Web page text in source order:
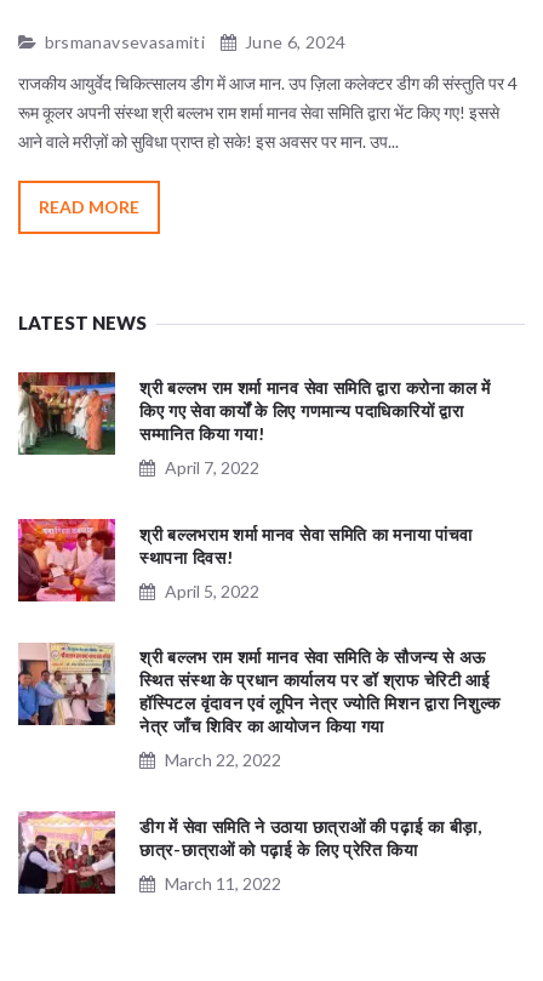
brsmanavsevasamiti
June 6, 2024
राजकीय आयुर्वेद चिकित्सालय डीग में आज मान. उप ज़िला कलेक्टर डीग की संस्तुति पर 4
रूम कूलर अपनी संस्था श्री बल्लभ राम शर्मा मानव सेवा समिति द्वारा भेंट किए गए! इससे
आने वाले मरीज़ों को सुविधा प्राप्त हो सके! इस अवसर पर मान. उप...
READ MORE
LATEST NEWS
श्री बल्लभ राम शर्मा मानव सेवा समिति द्वारा करोना काल में
किए गए सेवा कार्यों के लिए गणमान्य पदाधिकारियों द्वारा
सम्मानित किया गया!
April 7, 2022
श्री बल्लभराम शर्मा मानव सेवा समिति का मनाया पांचवा
स्थापना दिवस!
April 5, 2022
श्री बल्लभ राम शर्मा मानव सेवा समिति के सौजन्य से अऊ
स्थित संस्था के प्रधान कार्यालय पर डॉ श्राफ चेरिटी आई
हॉस्पिटल वृंदावन एवं लूपिन नेत्र ज्योति मिशन द्वारा निशुल्क
नेत्र जाँच शिविर का आयोजन किया गया
March 22, 2022
डीग में सेवा समिति ने उठाया छात्राओं की पढ़ाई का बीड़ा,
छात्र-छात्राओं को पढ़ाई के लिए प्रेरित किया
March 11, 2022